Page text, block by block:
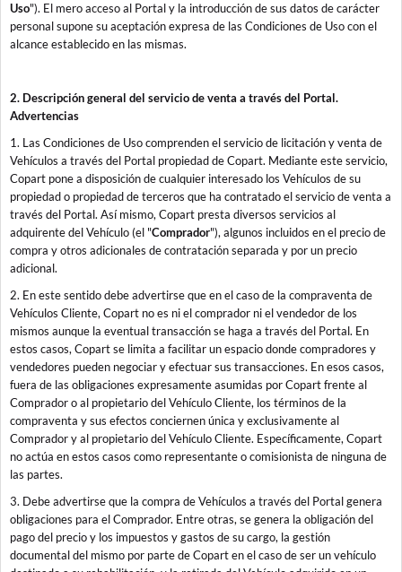
Uso"). El mero acceso al Portal y la introducción de sus datos de carácter
personal supone su aceptación expresa de las Condiciones de Uso con el
alcance establecido en las mismas.
2. Descripción general del servicio de venta a través del Portal.
Advertencias
1. Las Condiciones de Uso comprenden el servicio de licitación y venta de
Vehículos a través del Portal propiedad de Copart. Mediante este servicio,
Copart pone a disposición de cualquier interesado los Vehículos de su
propiedad o propiedad de terceros que ha contratado el servicio de venta a
través del Portal. Así mismo, Copart presta diversos servicios al
adquirente del Vehículo (el "Comprador"), algunos incluidos en el precio de
compra y otros adicionales de contratación separada y por un precio
adicional.
2. En este sentido debe advertirse que en el caso de la compraventa de
Vehículos Cliente, Copart no es ni el comprador ni el vendedor de los
mismos aunque la eventual transacción se haga a través del Portal. En
estos casos, Copart se limita a facilitar un espacio donde compradores y
vendedores pueden negociar y efectuar sus transacciones. En esos casos,
fuera de las obligaciones expresamente asumidas por Copart frente al
Comprador o al propietario del Vehículo Cliente, los términos de la
compraventa y sus efectos conciernen única y exclusivamente al
Comprador y al propietario del Vehículo Cliente. Específicamente, Copart
no actúa en estos casos como representante o comisionista de ninguna de
las partes.
3. Debe advertirse que la compra de Vehículos a través del Portal genera
obligaciones para el Comprador. Entre otras, se genera la obligación del
pago del precio y los impuestos y gastos de su cargo, la gestión
documental del mismo por parte de Copart en el caso de ser un vehículo